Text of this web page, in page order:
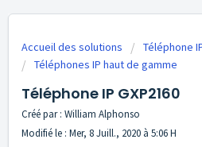
Accueil des solutions
Téléphone
Téléphones IP haut de gamme
Téléphone IP GXP2160
Créé par : William Alphonso
Modifié le : Mer, 8 Juill., 2020 à 5:06 H